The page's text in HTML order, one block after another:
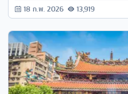
อาจจะล่มตามมา เราลองมาดู วิธีนัดเพื่อนเ
วิธีไหนบ้าง มาดูกันเลยยย !!
18 ก.พ. 2026 13,919